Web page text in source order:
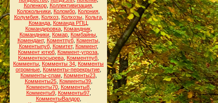
Коленкор, Коллективизация,
Колокольчики Коломбо Колония
Колумбия, Колхоз, Колхозы, Кольта,
Команда, Команда РПЦ
Командировка, Командник,
Командники Комар Комбайны
Комендант, Коментпуб, Коменты,
Коментыпуб, Комитет, Коммент,
Коммент ютюб Коммент-угроза
Комменткосырева Комментпуб
Комменты Комменты 34 Комменты
огромные Комменты-перекрытие
Комменты-спам
Комменты23,
Комменты25, Комменты39,
Комменты70, Комменты8,
Комменты9, Комменты97,
КомментыВалдор,